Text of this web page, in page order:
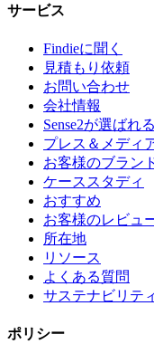
サービス
Findieに聞く
見積もり依頼
お問い合わせ
会社情報
Sense2が選ばれ
プレス＆メディ
お客様のブラン
ケーススタディ
おすすめ
お客様のレビュ
所在地
リソース
よくある質問
サステナビリテ
ポリシー